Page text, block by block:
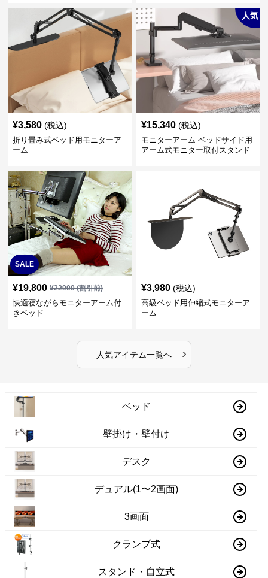
¥3,580 (税込)
折り畳み式ベッド用モニターア
ーム
人気
¥15,340 (税込)
モニターアーム ベッドサイド用
アーム式モニター取付スタンド
SALE
¥19,800 ¥22900(割引前)
快適寝ながらモニターアーム付
きベッド
¥3,980 (税込)
高級ベッド用伸縮式モニターア
ーム
人気アイテム一覧へ ›
ベッド
壁掛け・壁付け
デスク
デュアル(1〜2画面)
3画面
クランプ式
スタンド・自立式